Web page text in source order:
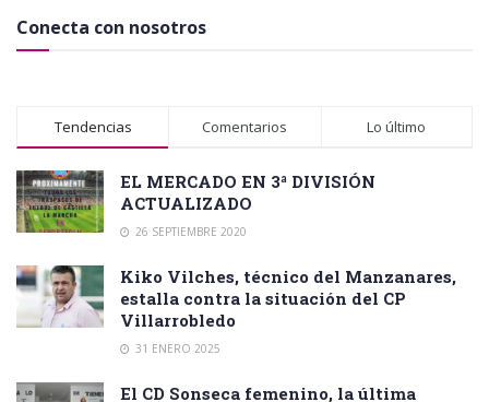
Conecta con nosotros
Tendencias Comentarios Lo último
EL MERCADO EN 3ª DIVISIÓN
ACTUALIZADO
26 SEPTIEMBRE 2020
Kiko Vilches, técnico del Manzanares,
estalla contra la situación del CP
Villarrobledo
31 ENERO 2025
El CD Sonseca femenino, la última